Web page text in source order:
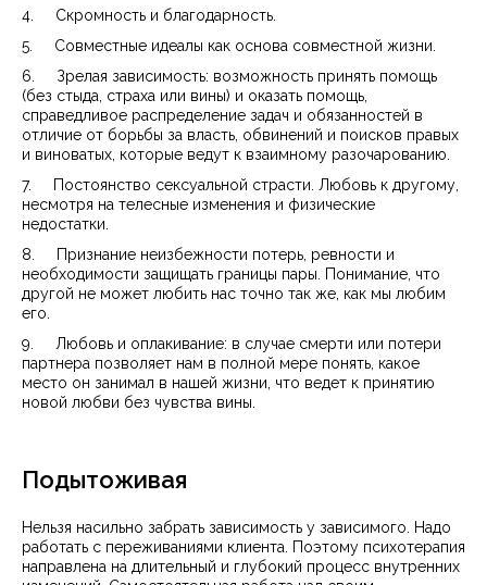
4. Скромность и благодарность.
5. Совместные идеалы как основа совместной жизни.
6. Зрелая зависимость: возможность принять помощь
(без стыда, страха или вины) и оказать помощь,
справедливое распределение задач и обязанностей в
отличие от борьбы за власть, обвинений и поисков правых
и виноватых, которые ведут к взаимному разочарованию.
7. Постоянство сексуальной страсти. Любовь к другому,
несмотря на телесные изменения и физические
недостатки.
8. Признание неизбежности потерь, ревности и
необходимости защищать границы пары. Понимание, что
другой не может любить нас точно так же, как мы любим
его.
9. Любовь и оплакивание: в случае смерти или потери
партнера позволяет нам в полной мере понять, какое
место он занимал в нашей жизни, что ведет к принятию
новой любви без чувства вины.
Подытоживая
Нельзя насильно забрать зависимость у зависимого. Надо
работать с переживаниями клиента. Поэтому психотерапия
направлена ​​на длительный и глубокий процесс внутренних